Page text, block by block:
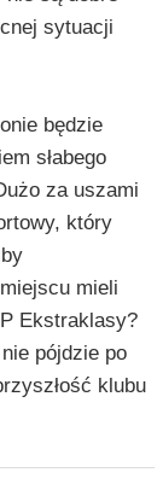
sytuacji
będzie
słabego
za uszami
który
mieli
Ekstraklasy?
pójdzie po
klubu